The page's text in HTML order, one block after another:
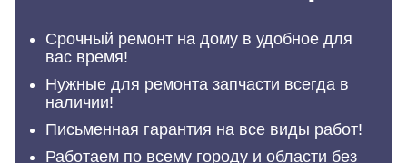
Срочный ремонт на дому в удобное для
вас время!
Нужные для ремонта запчасти всегда в
наличии!
Письменная гарантия на все виды работ!
Работаем по всему городу и области без